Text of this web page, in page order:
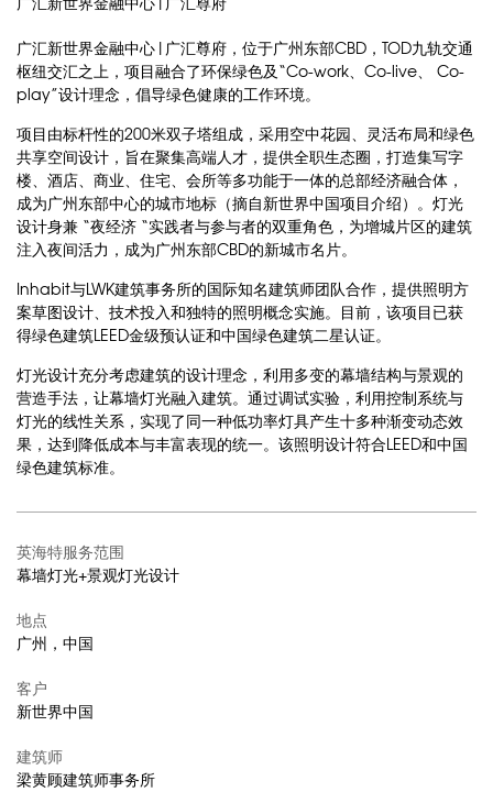
广汇新世界金融中心|广汇尊府，位于广州东部CBD，TOD九轨交通
枢纽交汇之上，项目融合了环保绿色及“Co-work、Co-live、 Co-
play”设计理念，倡导绿色健康的工作环境。
项目由标杆性的200米双子塔组成，采用空中花园、灵活布局和绿色
共享空间设计，旨在聚集高端人才，提供全职生态圈，打造集写字
楼、酒店、商业、住宅、会所等多功能于一体的总部经济融合体，
成为广州东部中心的城市地标（摘自新世界中国项目介绍）。灯光
设计身兼 “夜经济 “实践者与参与者的双重角色，为增城片区的建筑
注入夜间活力，成为广州东部CBD的新城市名片。
Inhabit与LWK建筑事务所的国际知名建筑师团队合作，提供照明方
案草图设计、技术投入和独特的照明概念实施。目前，该项目已获
得绿色建筑LEED金级预认证和中国绿色建筑二星认证。
灯光设计充分考虑建筑的设计理念，利用多变的幕墙结构与景观的
营造手法，让幕墙灯光融入建筑。通过调试实验，利用控制系统与
灯光的线性关系，实现了同一种低功率灯具产生十多种渐变动态效
果，达到降低成本与丰富表现的统一。该照明设计符合LEED和中国
绿色建筑标准。
英海特服务范围
幕墙灯光+景观灯光设计
地点
广州，中国
客户
新世界中国
建筑师
梁黄顾建筑师事务所